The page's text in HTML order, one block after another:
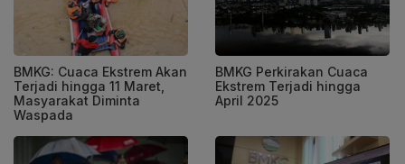
BMKG: Cuaca Ekstrem Akan
Terjadi hingga 11 Maret,
Masyarakat Diminta
Waspada
BMKG Perkirakan Cuaca
Ekstrem Terjadi hingga
April 2025